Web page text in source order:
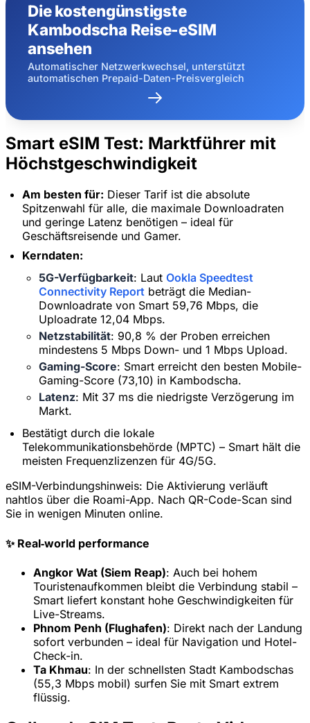
Die kostengünstigste
Kambodscha Reise-eSIM
ansehen
Automatischer Netzwerkwechsel, unterstützt
automatischen Prepaid-Daten-Preisvergleich
Smart eSIM Test: Marktführer mit
Höchstgeschwindigkeit
Am besten für: Dieser Tarif ist die absolute
Spitzenwahl für alle, die maximale Downloadraten
und geringe Latenz benötigen – ideal für
Geschäftsreisende und Gamer.
Kerndaten:
5G-Verfügbarkeit: Laut Ookla Speedtest
Connectivity Report beträgt die Median-
Downloadrate von Smart 59,76 Mbps, die
Uploadrate 12,04 Mbps.
Netzstabilität: 90,8 % der Proben erreichen
mindestens 5 Mbps Down- und 1 Mbps Upload.
Gaming-Score: Smart erreicht den besten Mobile-
Gaming-Score (73,10) in Kambodscha.
Latenz: Mit 37 ms die niedrigste Verzögerung im
Markt.
Bestätigt durch die lokale
Telekommunikationsbehörde (MPTC) – Smart hält die
meisten Frequenzlizenzen für 4G/5G.
eSIM-Verbindungshinweis: Die Aktivierung verläuft
nahtlos über die Roami-App. Nach QR-Code-Scan sind
Sie in wenigen Minuten online.
✨ Real‑world performance
Angkor Wat (Siem Reap): Auch bei hohem
Touristenaufkommen bleibt die Verbindung stabil –
Smart liefert konstant hohe Geschwindigkeiten für
Live-Streams.
Phnom Penh (Flughafen): Direkt nach der Landung
sofort verbunden – ideal für Navigation und Hotel-
Check-in.
Ta Khmau: In der schnellsten Stadt Kambodschas
(55,3 Mbps mobil) surfen Sie mit Smart extrem
flüssig.